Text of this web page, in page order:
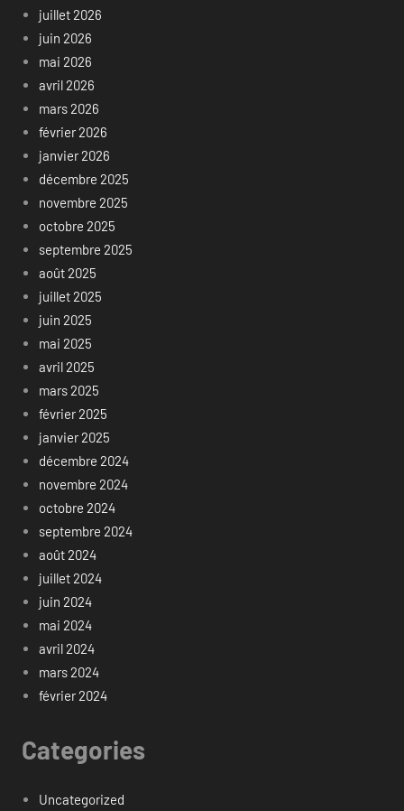
juillet 2026
juin 2026
mai 2026
avril 2026
mars 2026
février 2026
janvier 2026
décembre 2025
novembre 2025
octobre 2025
septembre 2025
août 2025
juillet 2025
juin 2025
mai 2025
avril 2025
mars 2025
février 2025
janvier 2025
décembre 2024
novembre 2024
octobre 2024
septembre 2024
août 2024
juillet 2024
juin 2024
mai 2024
avril 2024
mars 2024
février 2024
Categories
Uncategorized